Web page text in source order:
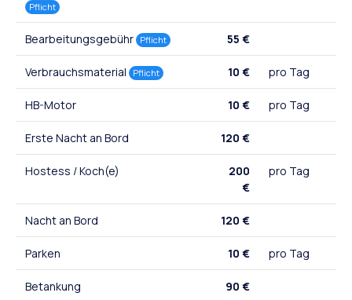
Pflicht
Bearbeitungsgebühr Pflicht 55 €
Verbrauchsmaterial Pflicht 10 € pro Tag
HB-Motor 10 € pro Tag
Erste Nacht an Bord 120 €
Hostess / Koch(e)
200
€
pro Tag
Nacht an Bord 120 €
Parken 10 € pro Tag
Betankung 90 €